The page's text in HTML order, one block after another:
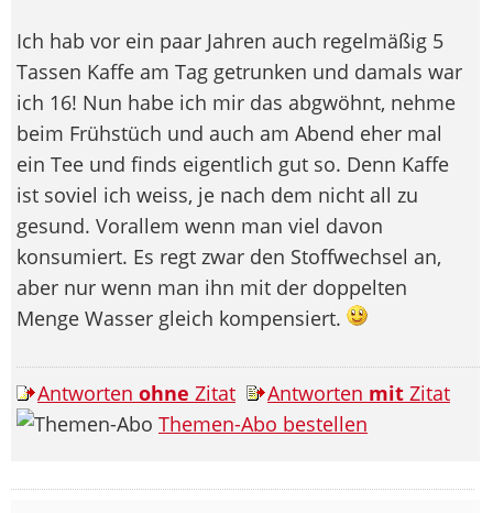
Ich hab vor ein paar Jahren auch regelmäßig 5
Tassen Kaffe am Tag getrunken und damals war
ich 16! Nun habe ich mir das abgwöhnt, nehme
beim Frühstüch und auch am Abend eher mal
ein Tee und finds eigentlich gut so. Denn Kaffe
ist soviel ich weiss, je nach dem nicht all zu
gesund. Vorallem wenn man viel davon
konsumiert. Es regt zwar den Stoffwechsel an,
aber nur wenn man ihn mit der doppelten
Menge Wasser gleich kompensiert.
Antworten ohne Zitat Antworten mit Zitat
Themen-Abo bestellen